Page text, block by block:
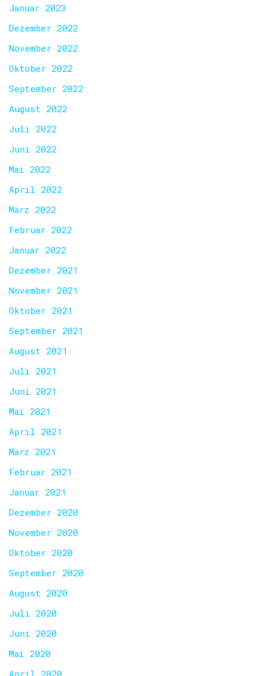
Januar 2023
Dezember 2022
November 2022
Oktober 2022
September 2022
August 2022
Juli 2022
Juni 2022
Mai 2022
April 2022
März 2022
Februar 2022
Januar 2022
Dezember 2021
November 2021
Oktober 2021
September 2021
August 2021
Juli 2021
Juni 2021
Mai 2021
April 2021
März 2021
Februar 2021
Januar 2021
Dezember 2020
November 2020
Oktober 2020
September 2020
August 2020
Juli 2020
Juni 2020
Mai 2020
April 2020